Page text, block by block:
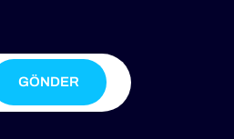
GÖNDER